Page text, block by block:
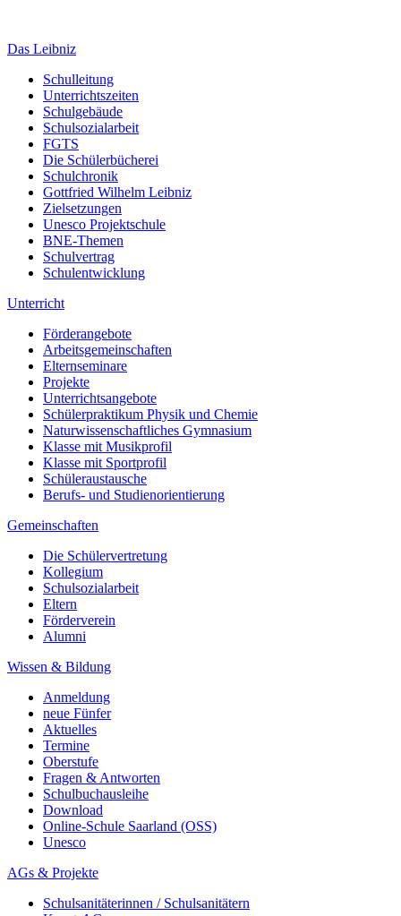
Das Leibniz
Schulleitung
Unterrichtszeiten
Schulgebäude
Schulsozialarbeit
FGTS
Die Schülerbücherei
Schulchronik
Gottfried Wilhelm Leibniz
Zielsetzungen
Unesco Projektschule
BNE-Themen
Schulvertrag
Schulentwicklung
Unterricht
Förderangebote
Arbeitsgemeinschaften
Elternseminare
Projekte
Unterrichtsangebote
Schülerpraktikum Physik und Chemie
Naturwissenschaftliches Gymnasium
Klasse mit Musikprofil
Klasse mit Sportprofil
Schüleraustausche
Berufs- und Studienorientierung
Gemeinschaften
Die Schülervertretung
Kollegium
Schulsozialarbeit
Eltern
Förderverein
Alumni
Wissen & Bildung
Anmeldung
neue Fünfer
Aktuelles
Termine
Oberstufe
Fragen & Antworten
Schulbuchausleihe
Download
Online-Schule Saarland (OSS)
Unesco
AGs & Projekte
Schulsanitäterinnen / Schulsanitätern